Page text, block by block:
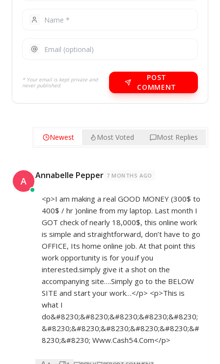
* Your email is kept private and
never published.
POST
COMMENT
Newest Most Voted Most Replies
A Annabelle Pepper 7 MONTHS AGO
<p>I am making a real GOOD MONEY (300$ to
400$ / hr )online from my laptop. Last month I
GOT check of nearly 18,000$, this online work
is simple and straightforward, don’t have to go
OFFICE, Its home online job. At that point this
work opportunity is for you.if you
interested.simply give it a shot on the
accompanying site….Simply go to the BELOW
SITE and start your work…</p> <p>This is
what I
do&#8230;&#8230;&#8230;&#8230;&#8230;
&#8230;&#8230;&#8230;&#8230;&#8230;&#
8230;&#8230; ­­­W­­w­w­.­­­C­­a­­s­­h­­­5­­­4­.­­C­­­­o­­­m</p>